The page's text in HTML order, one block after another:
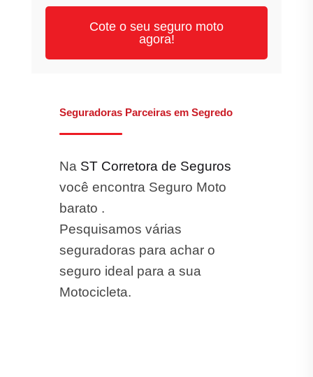
Cote o seu seguro moto
agora!
Seguradoras Parceiras em Segredo
Na ST Corretora de Seguros
você encontra Seguro Moto
barato .
Pesquisamos várias
seguradoras para achar o
seguro ideal para a sua
Motocicleta.